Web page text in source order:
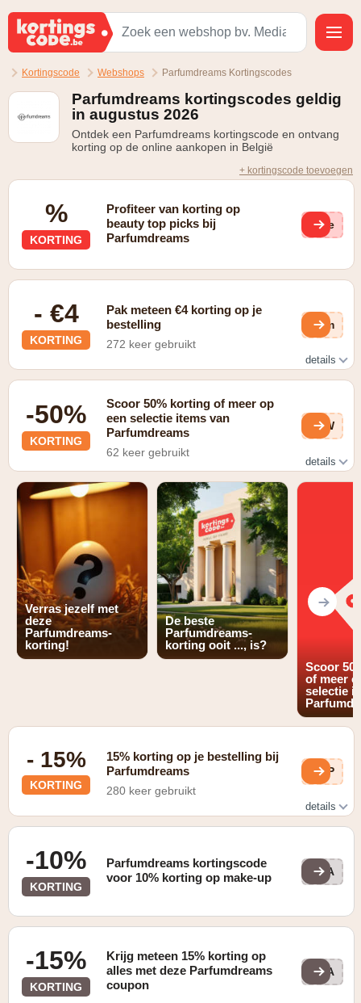
Kortingscode Webshops Parfumdreams Kortingscodes
Parfumdreams kortingscodes geldig
in augustus 2026
Ontdek een Parfumdreams kortingscode en ontvang
korting op de online aankopen in België
+ kortingscode toevoegen
%
KORTING
Profiteer van korting op
beauty top picks bij
Parfumdreams
(ge
- €4
KORTING
Pak meteen €4 korting op je
bestelling
272 keer gebruikt
y0m
details
-50%
KORTING
Scoor 50% korting of meer op
een selectie items van
Parfumdreams
62 keer gebruikt
w5W
details
Check de promopagina van Parfumdreams
Verras jezelf met
deze
Parfumdreams-
korting!
De beste
Parfumdreams-
korting ooit ..., is?
Scoor
of meer
selectie
- 15%
KORTING
15% korting op je bestelling bij
Parfumdreams
280 keer gebruikt
LwP
details
-10%
KORTING
Parfumdreams kortingscode
voor 10% korting op make-up
MUA
-15%
KORTING
Krijg meteen 15% korting op
alles met deze Parfumdreams
coupon
VIA